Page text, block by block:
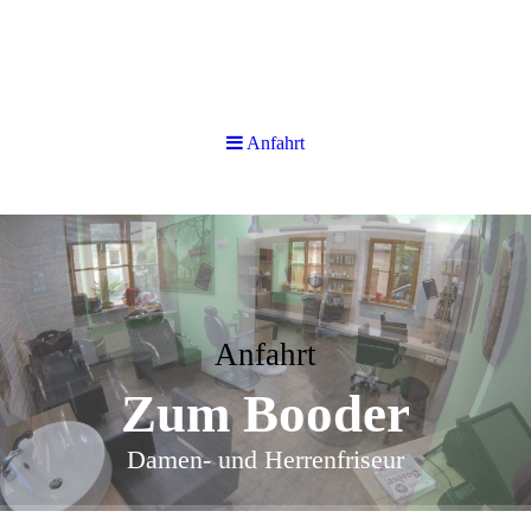
Anfahrt
Zum Booder
Damen- und Herrenfriseur
Anfahrt